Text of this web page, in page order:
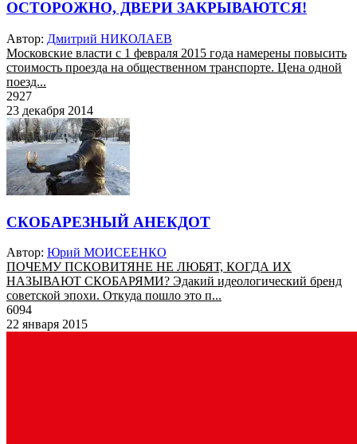
ОСТОРОЖНО, ДВЕРИ ЗАКРЫВАЮТСЯ!
Автор: Дмитрий НИКОЛАЕВ
Московские власти с 1 февраля 2015 года намерены повысить
стоимость проезда на общественном транспорте. Цена одной
поезд...
2927
23 декабря 2014
СКОБАРЕЗНЫЙ АНЕКДОТ
Автор: Юрий МОИСЕЕНКО
ПОЧЕМУ ПСКОВИТЯНЕ НЕ ЛЮБЯТ, КОГДА ИХ
НАЗЫВАЮТ СКОБАРЯМИ? Эдакий идеологический бренд
советской эпохи. Откуда пошло это п...
6094
22 января 2015